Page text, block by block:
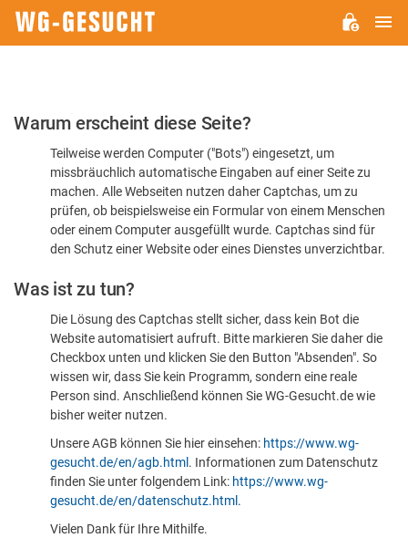
Bitte
dass
sind
Warum erscheint diese Seite?
Teilweise werden Computer ("Bots") eingesetzt, um
missbräuchlich automatische Eingaben auf einer Seite zu
machen. Alle Webseiten nutzen daher Captchas, um zu
prüfen, ob beispielsweise ein Formular von einem Menschen
oder einem Computer ausgefüllt wurde. Captchas sind für
den Schutz einer Website oder eines Dienstes unverzichtbar.
Was ist zu tun?
Die Lösung des Captchas stellt sicher, dass kein Bot die
Website automatisiert aufruft. Bitte markieren Sie daher die
Checkbox unten und klicken Sie den Button "Absenden". So
wissen wir, dass Sie kein Programm, sondern eine reale
Person sind. Anschließend können Sie WG-Gesucht.de wie
bisher weiter nutzen.
Unsere AGB können Sie hier einsehen: https://www.wg-
gesucht.de/en/agb.html . Informationen zum Datenschutz
finden Sie unter folgendem Link: https://www.wg-
gesucht.de/en/datenschutz.html .
Vielen Dank für Ihre Mithilfe.